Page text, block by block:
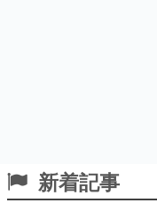
新着記事